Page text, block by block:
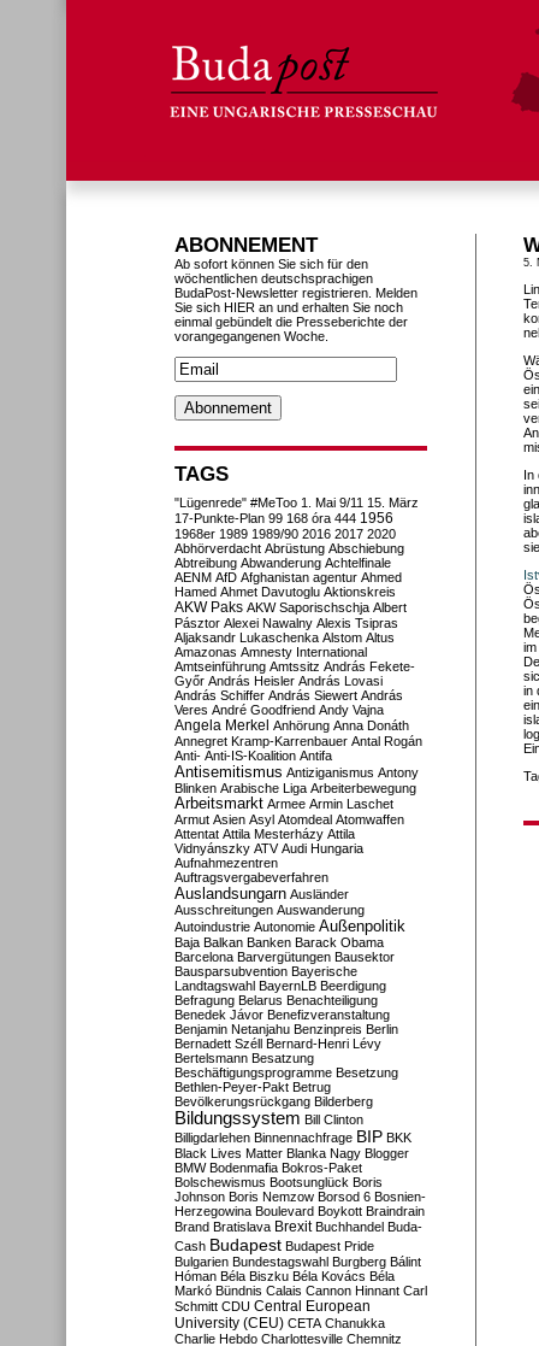
5.
In
in
ABONNEMENT
Ab sofort können Sie sich für den
wöchentlichen deutschsprachigen
BudaPost-Newsletter registrieren. Melden
Sie sich HIER an und erhalten Sie noch
einmal gebündelt die Presseberichte der
vorangegangenen Woche.
TAGS
"Lügenrede" #MeToo 1. Mai 9/11 15. März
17-Punkte-Plan 99 168 óra 444 1956
1968er 1989 1989/90 2016 2017 2020
Abhörverdacht Abrüstung Abschiebung
Abtreibung Abwanderung Achtelfinale
AENM AfD Afghanistan agentur Ahmed
Hamed Ahmet Davutoglu Aktionskreis
AKW Paks AKW Saporischschja Albert
Pásztor Alexei Nawalny Alexis Tsipras
Aljaksandr Lukaschenka Alstom Altus
Amazonas Amnesty International
Amtseinführung Amtssitz András Fekete-
Győr András Heisler András Lovasi
András Schiffer András Siewert András
Veres André Goodfriend Andy Vajna
Angela Merkel Anhörung Anna Donáth
Annegret Kramp-Karrenbauer Antal Rogán
Anti- Anti-IS-Koalition Antifa
Antisemitismus Antiziganismus Antony
Blinken Arabische Liga Arbeiterbewegung
Arbeitsmarkt Armee Armin Laschet
Armut Asien Asyl Atomdeal Atomwaffen
Attentat Attila Mesterházy Attila
Vidnyánszky ATV Audi Hungaria
Aufnahmezentren
Auftragsvergabeverfahren
Auslandsungarn Ausländer
Ausschreitungen Auswanderung
Autoindustrie Autonomie Außenpolitik
Baja Balkan Banken Barack Obama
Barcelona Barvergütungen Bausektor
Bausparsubvention Bayerische
Landtagswahl BayernLB Beerdigung
Befragung Belarus Benachteiligung
Benedek Jávor Benefizveranstaltung
Benjamin Netanjahu Benzinpreis Berlin
Bernadett Széll Bernard-Henri Lévy
Bertelsmann Besatzung
Beschäftigungsprogramme Besetzung
Bethlen-Peyer-Pakt Betrug
Bevölkerungsrückgang Bilderberg
Bildungssystem Bill Clinton
Billigdarlehen Binnennachfrage BIP BKK
Black Lives Matter Blanka Nagy Blogger
BMW Bodenmafia Bokros-Paket
Bolschewismus Bootsunglück Boris
Johnson Boris Nemzow Borsod 6 Bosnien-
Herzegowina Boulevard Boykott Braindrain
Brand Bratislava Brexit Buchhandel Buda-
Cash Budapest Budapest Pride
Bulgarien Bundestagswahl Burgberg Bálint
Hóman Béla Biszku Béla Kovács Béla
Markó Bündnis Calais Cannon Hinnant Carl
Schmitt CDU Central European
University (CEU) CETA Chanukka
Charlie Hebdo Charlottesville Chemnitz